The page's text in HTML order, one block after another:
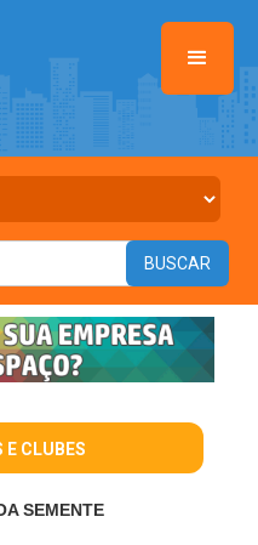
E CLUBES
SEMENTE